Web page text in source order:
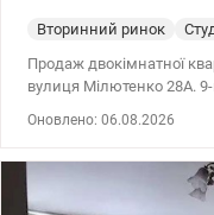
Вторинний ринок
Продаж двокімнатної
вулиця Мілютенко 28А.
бронеплівкою, балкон
техніка Bosch, Miele.
Оновлено: 06.08.2026